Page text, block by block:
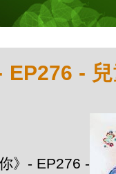
EP276 -
》- EP276 -